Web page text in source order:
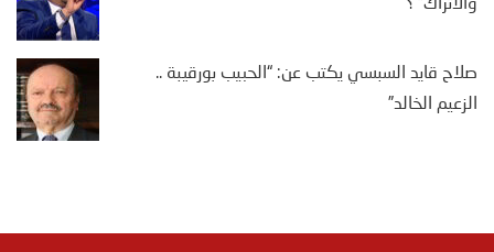
والأتراك” ؟
صلاح قايد السبسي يكتب عن: “الحبيب بورقيبة ..
الزعيم الخالد”